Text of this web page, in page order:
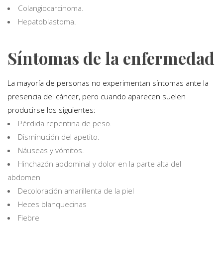
Colangiocarcinoma.
Hepatoblastoma.
Síntomas de la enfermedad
La mayoría de personas no experimentan síntomas ante la
presencia del cáncer, pero cuando aparecen suelen
producirse los siguientes:
Pérdida repentina de peso.
Disminución del apetito.
Náuseas y vómitos.
Hinchazón abdominal y dolor en la parte alta del
abdomen
Decoloración amarillenta de la piel
Heces blanquecinas
Fiebre